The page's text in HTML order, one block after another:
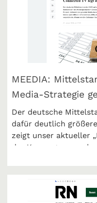
MEEDIA:
Media-Strategie
Der deutsche
dafür deutlich
zeigt unser aktueller
der Kampagnen sank
Media-